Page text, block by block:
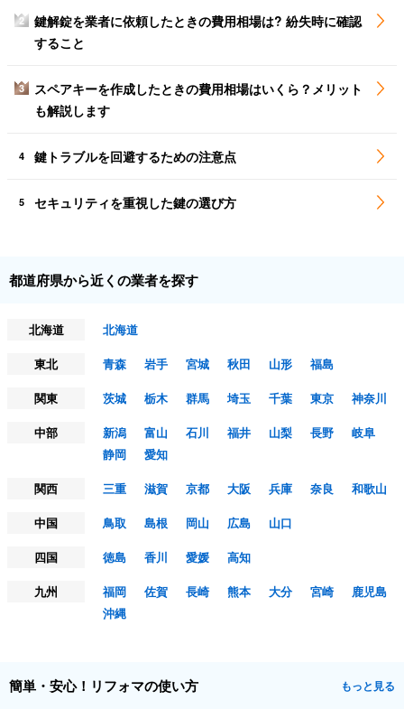
2
鍵解錠を業者に依頼したときの費用相場は? 紛失時に確認
すること
3
スペアキーを作成したときの費用相場はいくら？メリット
も解説します
4 鍵トラブルを回避するための注意点
5 セキュリティを重視した鍵の選び方
都道府県から近くの業者を探す
北海道
北海道
東北
青森 岩手 宮城 秋田 山形
福島
関東
茨城 栃木 群馬 埼玉 千葉 東京
神奈川
中部
新潟 富山 石川 福井 山梨 長野
岐阜
静岡
愛知
関西
三重 滋賀 京都 大阪 兵庫 奈良
和歌山
中国
鳥取 島根 岡山 広島
山口
四国
徳島 香川 愛媛
高知
九州
福岡 佐賀 長崎 熊本 大分 宮崎
鹿児島
沖縄
簡単・安心！リフォマの使い方 もっと見る